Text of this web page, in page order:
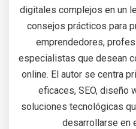
digitales complejos en un
consejos prácticos para
emprendedores,
especialistas que desean
online. El autor se centra
eficaces, SEO, diseño
soluciones tecnológicas
desarrollarse en